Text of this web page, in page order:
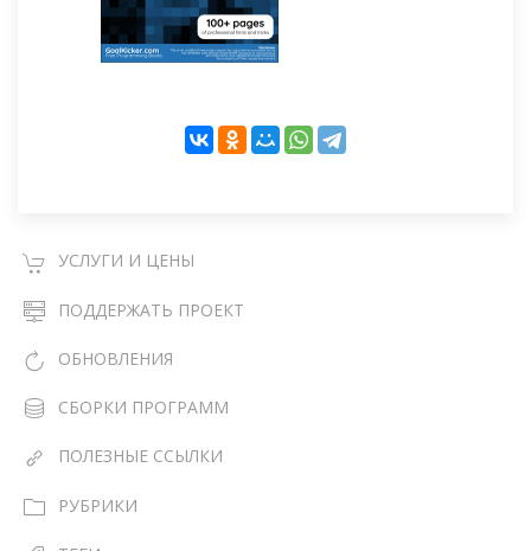
УСЛУГИ И ЦЕНЫ
ПОДДЕРЖАТЬ ПРОЕКТ
ОБНОВЛЕНИЯ
СБОРКИ ПРОГРАММ
ПОЛЕЗНЫЕ ССЫЛКИ
РУБРИКИ